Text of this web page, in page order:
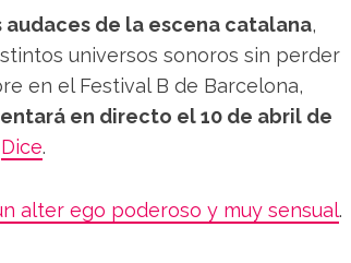
de la escena catalana,
universos sonoros sin perder
en el Festival B de Barcelona,
en directo el 10 de abril de
Dice.
alter ego poderoso y muy sensual.